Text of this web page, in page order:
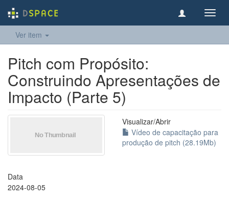
Ver item
Pitch com Propósito:
Construindo Apresentações de
Impacto (Parte 5)
Visualizar/Abrir
Vídeo de capacitação para
produção de pitch (28.19Mb)
Data
2024-08-05